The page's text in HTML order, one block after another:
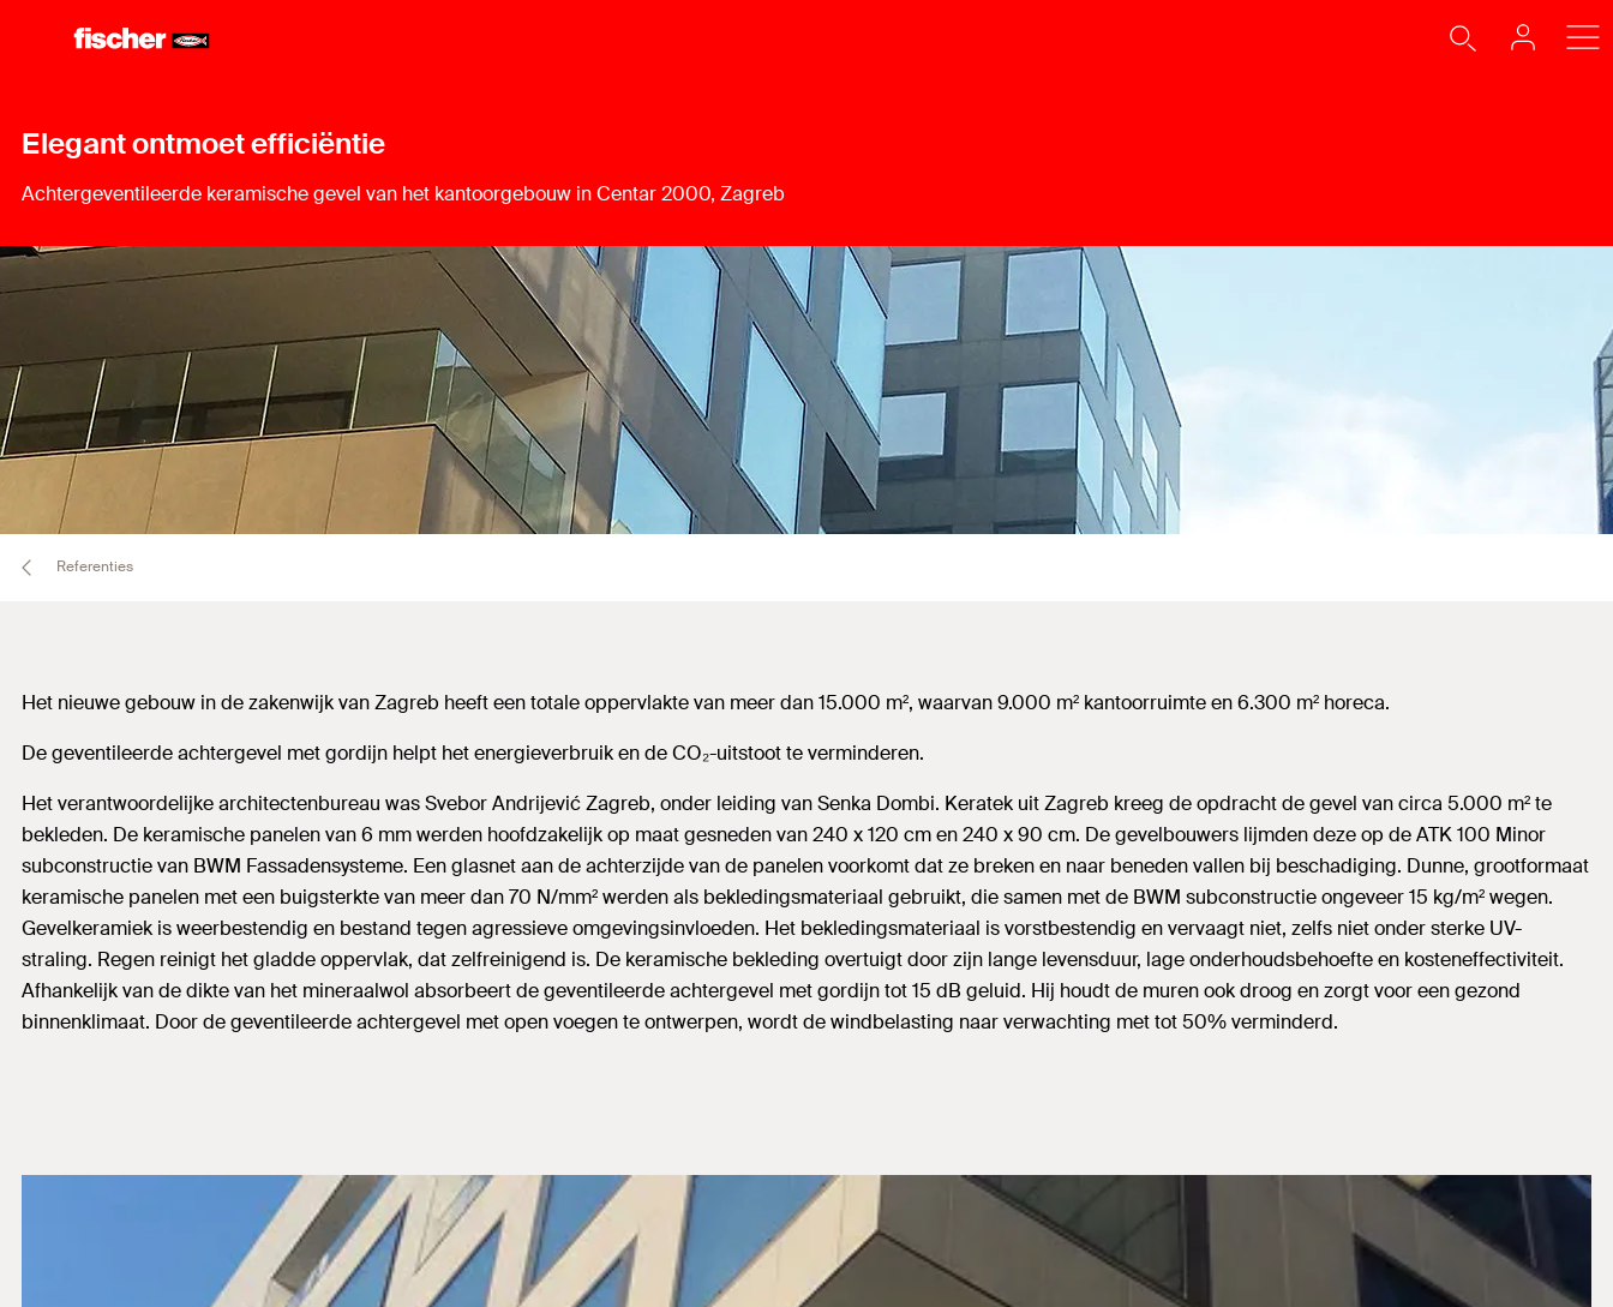
Elegant ontmoet efficiëntie
Achtergeventileerde keramische gevel van het kantoorgebouw in Centar 2000, Zagreb
Referenties
Het nieuwe gebouw in de zakenwijk van Zagreb heeft een totale oppervlakte van meer dan 15.000 m², waarvan 9.000 m² kantoorruimte en 6.300 m² horeca.
De geventileerde achtergevel met gordijn helpt het energieverbruik en de CO₂-uitstoot te verminderen.
Het verantwoordelijke architectenbureau was Svebor Andrijević Zagreb, onder leiding van Senka Dombi. Keratek uit Zagreb kreeg de opdracht de gevel van circa 5.000 m² te
bekleden. De keramische panelen van 6 mm werden hoofdzakelijk op maat gesneden van 240 x 120 cm en 240 x 90 cm. De gevelbouwers lijmden deze op de ATK 100 Minor
subconstructie van BWM Fassadensysteme. Een glasnet aan de achterzijde van de panelen voorkomt dat ze breken en naar beneden vallen bij beschadiging. Dunne, grootformaat
keramische panelen met een buigsterkte van meer dan 70 N/mm² werden als bekledingsmateriaal gebruikt, die samen met de BWM subconstructie ongeveer 15 kg/m² wegen.
Gevelkeramiek is weerbestendig en bestand tegen agressieve omgevingsinvloeden. Het bekledingsmateriaal is vorstbestendig en vervaagt niet, zelfs niet onder sterke UV-
straling. Regen reinigt het gladde oppervlak, dat zelfreinigend is. De keramische bekleding overtuigt door zijn lange levensduur, lage onderhoudsbehoefte en kosteneffectiviteit.
Afhankelijk van de dikte van het mineraalwol absorbeert de geventileerde achtergevel met gordijn tot 15 dB geluid. Hij houdt de muren ook droog en zorgt voor een gezond
binnenklimaat. Door de geventileerde achtergevel met open voegen te ontwerpen, wordt de windbelasting naar verwachting met tot 50% verminderd.